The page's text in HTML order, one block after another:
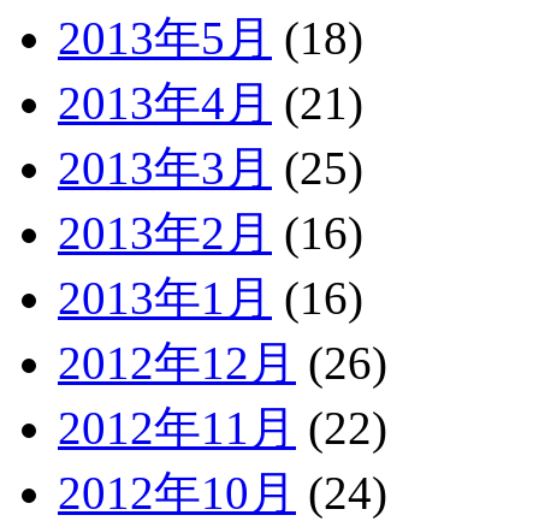
2013年5月 (18)
2013年4月 (21)
2013年3月 (25)
2013年2月 (16)
2013年1月 (16)
2012年12月 (26)
2012年11月 (22)
2012年10月 (24)